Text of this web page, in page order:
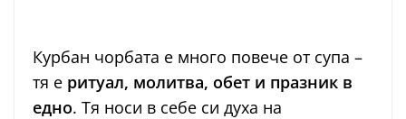
Курбан чорбата е много повече от супа –
тя е ритуал, молитва, обет и празник в
едно. Тя носи в себе си духа на